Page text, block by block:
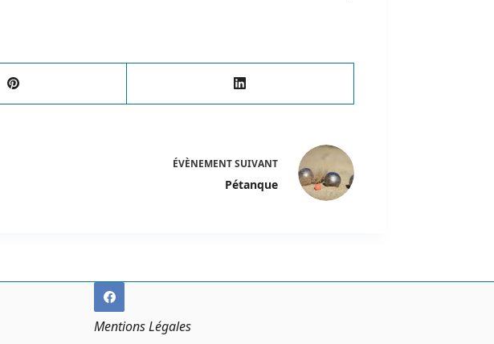
ÉVÈNEMENTSUIVANT
Pétanque
Mentions Légales